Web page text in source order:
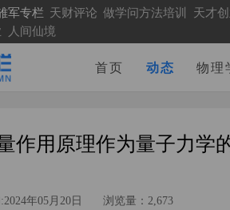
军专栏 天财评论 做学问方法培训 天才
人间仙境
首页 动态 物理
量作用原理作为量子力
年05月20日 浏览量：2,673